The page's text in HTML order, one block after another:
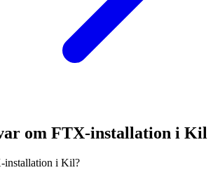
om FTX-installation i Kil
installation i Kil?